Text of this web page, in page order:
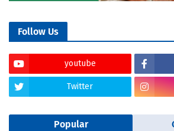
Follow Us
youtube
Twitter
Popular